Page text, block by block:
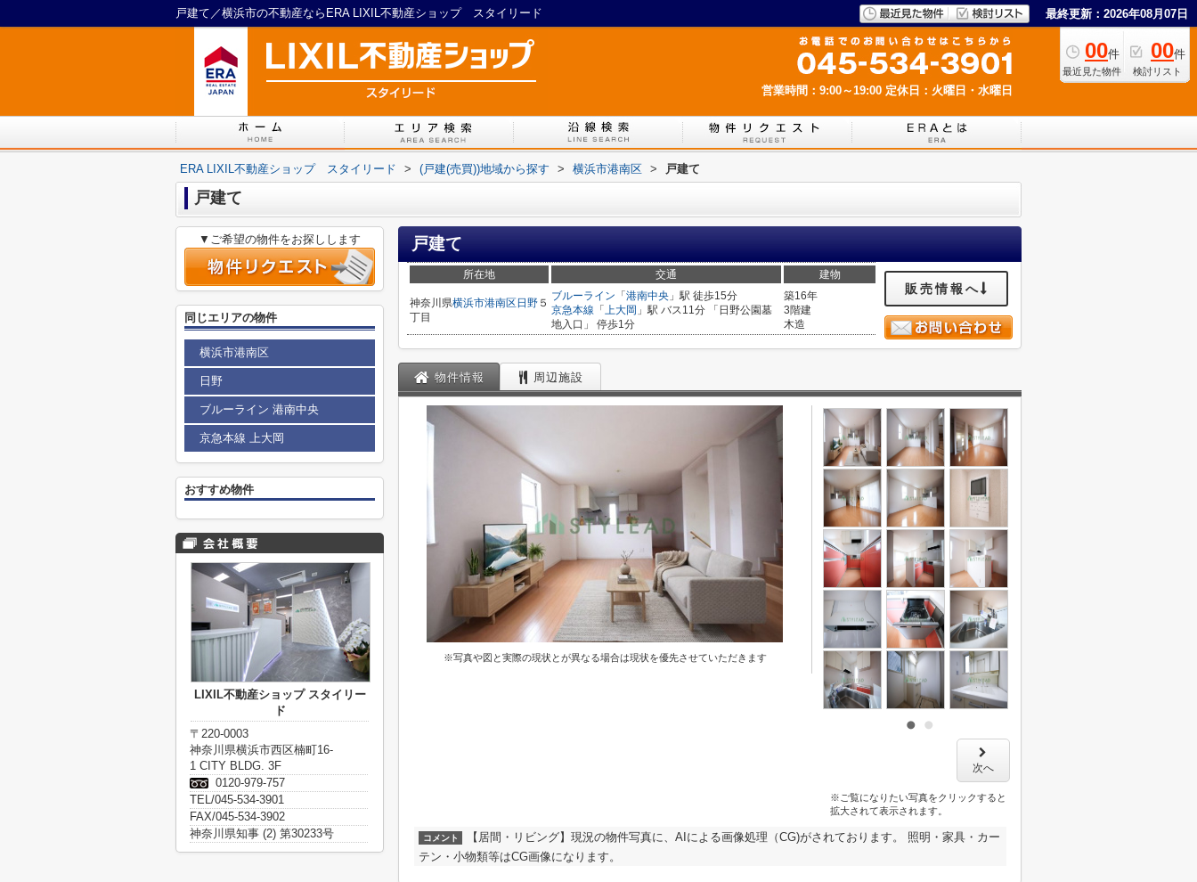
戸建て／横浜市の不動産ならERA LIXIL不動産ショップ スタイリード 最終更新：2026年08月07日
00件
最近見た物件
00件
検討リスト
営業時間：9:00～19:00 定休日：火曜日・水曜日
ERA LIXIL不動産ショップ スタイリード > (戸建(売買))地域から探す > 横浜市港南区 > 戸建て
戸建て
戸建て
所在地 交通 建物
神奈川県横浜市港南区 日野 ５
丁目
ブルーライン 「 港南中央 」駅 徒歩15分
京急本線 「 上大岡 」駅 バス11分 「日野公園墓
地入口」 停歩1分
築16年
3階建
木造
販売情報へ
物件情報 周辺施設
※写真や図と実際の現状とが異なる場合は現状を優先させていただきます
次へ
※ご覧になりたい写真をクリックすると
拡大されて表示されます。
コメント
【居間・リビング】現況の物件写真に、AIによる画像処理（CG)がされております。 照明・家具・カー
テン・小物類等はCG画像になります。
▼ご希望の物件をお探しします
同じエリアの物件
横浜市港南区
日野
ブルーライン 港南中央
京急本線 上大岡
おすすめ物件
LIXIL不動産ショップ スタイリー
ド
〒220-0003
神奈川県横浜市西区楠町16-
1 CITY BLDG. 3F
0120-979-757
TEL/045-534-3901
FAX/045-534-3902
神奈川県知事 (2) 第30233号